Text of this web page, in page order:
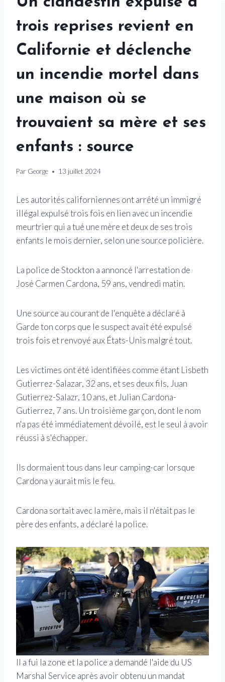
trois reprises revient en
Californie et déclenche
un incendie mortel dans
une maison où se
trouvaient sa mère et ses
enfants : source
Par George 13 juillet 2024
Les autorités californiennes ont arrêté un immigré
illégal expulsé trois fois en lien avec un incendie
meurtrier qui a tué une mère et deux de ses trois
enfants le mois dernier, selon une source policière.
La police de Stockton a annoncé l'arrestation de
José Carmen Cardona, 59 ans, vendredi matin.
Une source au courant de l'enquête a déclaré à
Garde ton corps que le suspect avait été expulsé
trois fois et renvoyé aux États-Unis malgré tout.
Les victimes ont été identifiées comme étant Lisbeth
Gutierrez-Salazar, 32 ans, et ses deux fils, Juan
Gutierrez-Salazr, 10 ans, et Julian Cardona-
Gutierrez, 7 ans. Un troisième garçon, dont le nom
n'a pas été immédiatement dévoilé, est le seul à avoir
réussi à s'échapper.
Ils dormaient tous dans leur camping-car lorsque
Cardona y aurait mis le feu.
Cardona sortait avec la mère, mais il n'était pas le
père des enfants, a déclaré la police.
Il a fui la zone et la police a demandé l'aide du US
Marshal Service après avoir obtenu un mandat